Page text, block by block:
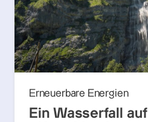
Erneuerbare Energien
Ein Wasserfall auf